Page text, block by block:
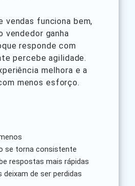
vendas funciona bem,
vendedor ganha
responde com
percebe agilidade.
melhora e a
menos esforço.
se torna consistente
respostas mais rápidas
deixam de ser perdidas